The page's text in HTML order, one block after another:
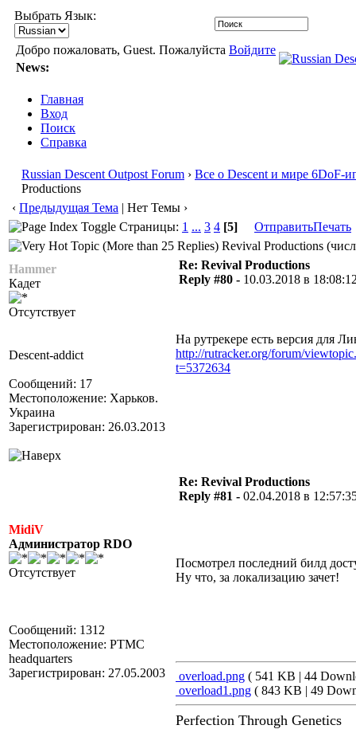
Выбрать Язык:
Добро пожаловать, Guest. Пожалуйста Войдите
News:
Главная
Вход
Поиск
Справка
Russian Descent Outpost Forum › Все о Descent и мире 6DoF-
Productions
‹ Предыдущая Тема | Нет Темы ›
Страницы: 1 ... 3 4 [5] ОтправитьПечать
Revival Productions
Hammer
Кадет
Отсутствует
Descent-addict
Сообщений: 17
Местоположение: Харьков.
Украина
Зарегистрирован: 26.03.2013
Re: Revival Productions
Reply #80 - 10.03.2018 в
На рутрекере есть версия для
http://rutracker.org/forum/
t=5372634
MidiV
Администратор RDO
Отсутствует
Сообщений: 1312
Местоположение: PTMC
headquarters
Зарегистрирован: 27.05.2003
Re: Revival Productions
Reply #81 - 02.04.2018 в
Посмотрел последний билд
Ну что, за локализацию зачет!
overload.png ( 541 KB | 44
overload1.png ( 843 KB | 49
Perfection Through Genetics